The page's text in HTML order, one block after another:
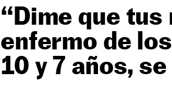
“Dime que
enfermo de
10 y 7 años,